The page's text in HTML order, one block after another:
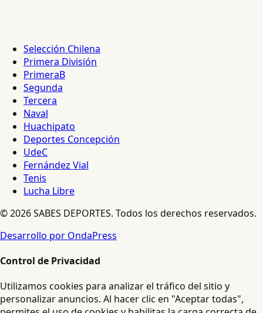
Selección Chilena
Primera División
PrimeraB
Segunda
Tercera
Naval
Huachipato
Deportes Concepción
UdeC
Fernández Vial
Tenis
Lucha Libre
© 2026 SABES DEPORTES. Todos los derechos reservados.
Desarrollo por OndaPress
Control de Privacidad
Utilizamos cookies para analizar el tráfico del sitio y
personalizar anuncios. Al hacer clic en "Aceptar todas",